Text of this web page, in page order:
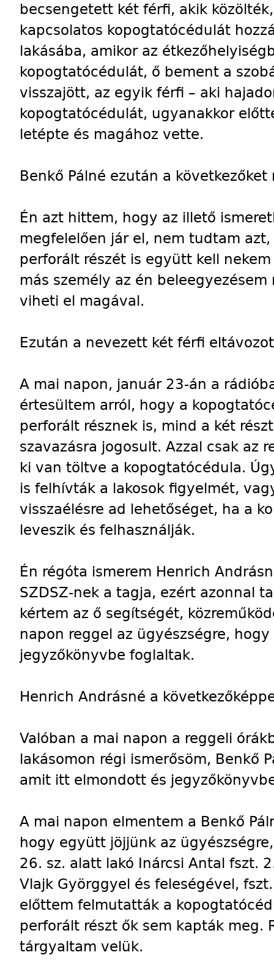
becsengetett két férfi, akik
kapcsolatos kopogtatócédulát
lakásába, amikor az
kopogtatócédulát, ő bement a
visszajött, az egyik férfi – aki
kopogtatócédulát, ugyanakkor
letépte és magához vette.
Benkő Pálné ezután a következőket
Én azt hittem, hogy az illető
megfelelően jár el, nem tudtam
perforált részét is együtt kell
más személy az én
viheti el magával.
Ezután a nevezett két férfi
A mai napon, január 23-án a
értesültem arról, hogy a
perforált résznek is, mind a két
szavazásra jogosult. Azzal csak az
ki van töltve a kopogtatócédula.
is felhívták a lakosok figyelmét,
visszaélésre ad lehetőséget, ha a
leveszik és felhasználják.
Én régóta ismerem Henrich
SZDSZ-nek a tagja, ezért azonnal
kértem az ő segítségét,
napon reggel az ügyészségre,
jegyzőkönyvbe foglaltak.
Henrich Andrásné a
Valóban a mai napon a reggeli
lakásomon régi ismerősöm, Benkő
amit itt elmondott és
A mai napon elmentem a Benkő
hogy együtt jöjjünk az
26. sz. alatt lakó Inárcsi Antal fszt.
Vlajk Györggyel és feleségével,
előttem felmutatták a
perforált részt ők sem kapták meg.
tárgyaltam velük.